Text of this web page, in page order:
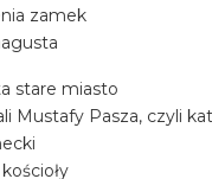
zamek
stare miasto
Mustafy Pasza, czyli